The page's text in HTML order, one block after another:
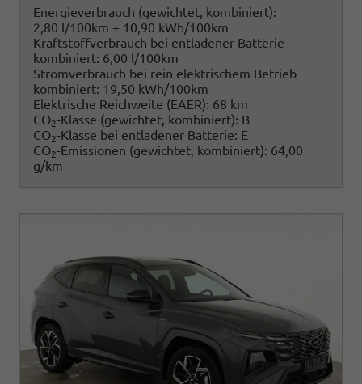
Energieverbrauch (gewichtet, kombiniert):
2,80 l/100km + 10,90 kWh/100km
Kraftstoffverbrauch bei entladener Batterie
kombiniert: 6,00 l/100km
Stromverbrauch bei rein elektrischem Betrieb
kombiniert: 19,50 kWh/100km
Elektrische Reichweite (EAER): 68 km
CO2-Klasse (gewichtet, kombiniert): B
CO2-Klasse bei entladener Batterie: E
CO2-Emissionen (gewichtet, kombiniert): 64,00
g/km